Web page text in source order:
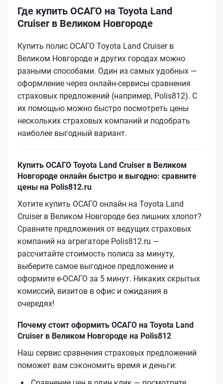
Где купить ОСАГО на Toyota Land
Cruiser в Великом Новгороде
Купить полис ОСАГО Toyota Land Cruiser в
Великом Новгороде и других городах можно
разными способами. Один из самых удобных —
оформление через онлайн-сервисы сравнения
страховых предложений (например, Polis812). С
их помощью можно быстро посмотреть цены
нескольких страховых компаний и подобрать
наиболее выгодный вариант.
Купить ОСАГО Toyota Land Cruiser в Великом
Новгороде онлайн быстро и выгодно: сравните
цены на Polis812.ru
Хотите купить ОСАГО онлайн на Toyota Land
Cruiser в Великом Новгороде без лишних хлопот?
Сравните предложения от ведущих страховых
компаний на агрегаторе Polis812.ru —
рассчитайте стоимость полиса за минуту,
выберите самое выгодное предложение и
оформите е‑ОСАГО за 5 минут. Никаких скрытых
комиссий, визитов в офис и ожидания в
очередях!
Почему стоит оформить ОСАГО на Toyota Land
Cruiser в Великом Новгороде на Polis812
Наш сервис сравнения страховых предложений
поможет вам сэкономить время и деньги: